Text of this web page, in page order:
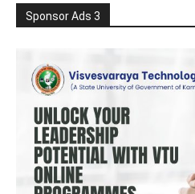
Sponsor Ads 3